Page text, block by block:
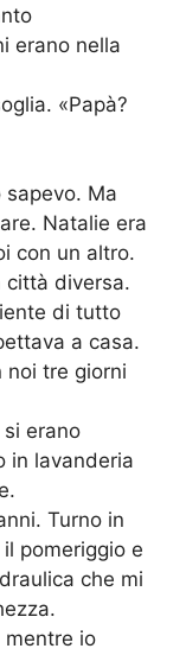
erano nella
«Papà?
Ma
Natalie era
con un altro.
città diversa.
di tutto
a casa.
noi tre giorni
erano
in lavanderia
Turno in
pomeriggio e
che mi
mentre io